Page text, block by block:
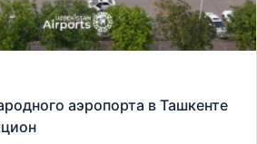
аэропорта в Ташкенте